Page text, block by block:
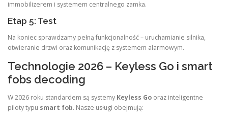
immobilizerem i systemem centralnego zamka.
Etap 5: Test
Na koniec sprawdzamy pełną funkcjonalność – uruchamianie silnika,
otwieranie drzwi oraz komunikację z systemem alarmowym.
Technologie 2026 – Keyless Go i smart
fobs decoding
W 2026 roku standardem są systemy Keyless Go oraz inteligentne
piloty typu smart fob. Nasze usługi obejmują: